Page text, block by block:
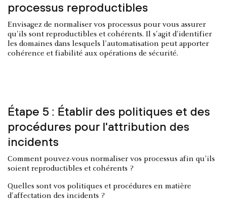
processus reproductibles
Envisagez de normaliser vos processus pour vous assurer
qu'ils sont reproductibles et cohérents. Il s'agit d'identifier
les domaines dans lesquels l'automatisation peut apporter
cohérence et fiabilité aux opérations de sécurité.
Étape 5 : Établir des politiques et des
procédures pour l'attribution des
incidents
Comment pouvez-vous normaliser vos processus afin qu'ils
soient reproductibles et cohérents ?
Quelles sont vos politiques et procédures en matière
d'affectation des incidents ?